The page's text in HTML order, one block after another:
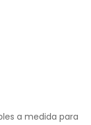
a medida para